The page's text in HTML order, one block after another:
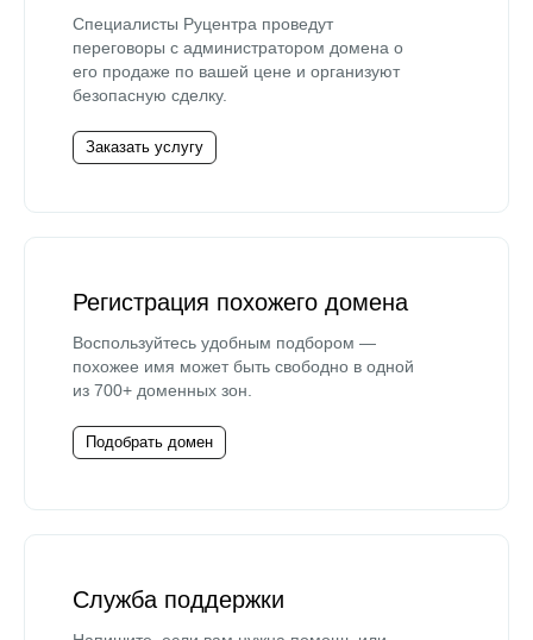
Специалисты Руцентра проведут
переговоры с администратором домена о
его продаже по вашей цене и организуют
безопасную сделку.
Заказать услугу
Регистрация похожего домена
Воспользуйтесь удобным подбором —
похожее имя может быть свободно в одной
из 700+ доменных зон.
Подобрать домен
Служба поддержки